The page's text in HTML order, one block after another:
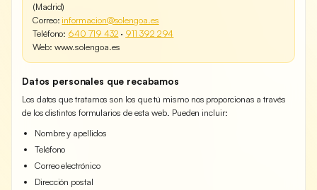
(Madrid)
Correo:informacion@solengoa.es
Teléfono: 640 719 432 · 911 392 294
Web: www.solengoa.es
Datos personales que recabamos
Los datos que tratamos son los que tú mismo nos proporcionas a través
de los distintos formularios de esta web. Pueden incluir:
Nombre y apellidos
Teléfono
Correo electrónico
Dirección postal